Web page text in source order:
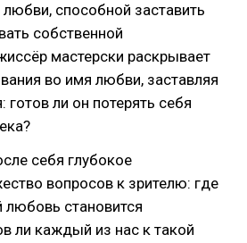
способной заставить
собственной
мастерски раскрывает
во имя любви, заставляя
готов ли он потерять себя
себя глубокое
вопросов к зрителю: где
любовь становится
ли каждый из нас к такой